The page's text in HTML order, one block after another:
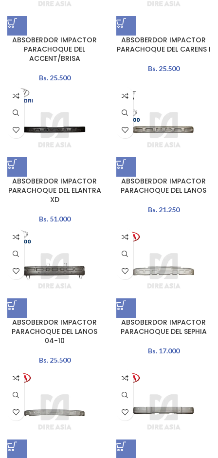
ABSOBERDOR IMPACTOR
PARACHOQUE DEL
ACCENT/BRISA
Bs.25.500
ABSOBERDOR IMPACTOR
PARACHOQUE DEL CARENS I
Bs.25.500
ABSOBERDOR IMPACTOR
PARACHOQUE DEL ELANTRA
XD
Bs.51.000
AGOT
ADO
ABSOBERDOR IMPACTOR
PARACHOQUE DEL LANOS
Bs.21.250
ABSOBERDOR IMPACTOR
PARACHOQUE DEL LANOS
04-10
Bs.25.500
ABSOBERDOR IMPACTOR
PARACHOQUE DEL SEPHIA
Bs.17.000